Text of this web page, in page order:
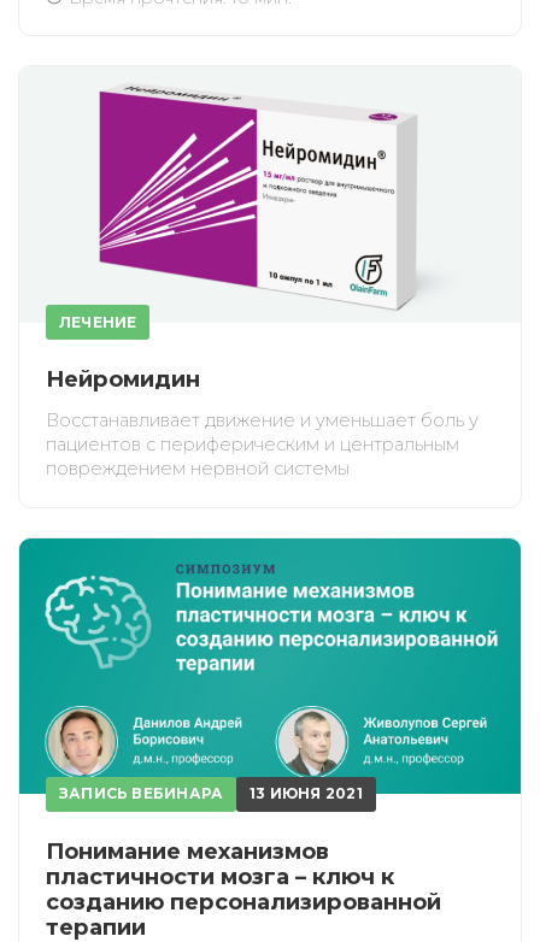
ЛЕЧЕНИЕ
Нейромидин
Восстанавливает движение и уменьшает боль у
пациентов с периферическим и центральным
повреждением нервной системы
ЗАПИСЬ ВЕБИНАРА 13 ИЮНЯ 2021
Понимание механизмов
пластичности мозга – ключ к
созданию персонализированной
терапии
Приобретено